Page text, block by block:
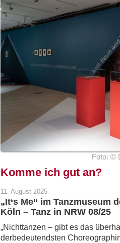
Foto: ©
Komme ich gut an?
11. August 2025
„It‘s Me“ im Tanzmuseum
Köln – Tanz in NRW 08/25
„Nichttanzen – gibt es das
derbedeutendsten